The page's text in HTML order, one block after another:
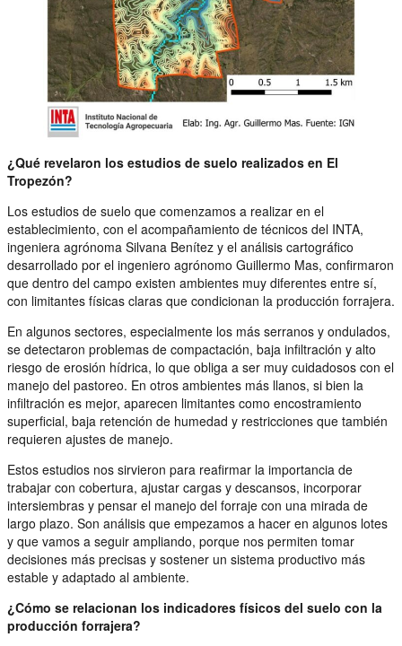
¿Qué revelaron los estudios de suelo realizados en El
Tropezón?
Los estudios de suelo que comenzamos a realizar en el
establecimiento, con el acompañamiento de técnicos del INTA,
ingeniera agrónoma Silvana Benítez y el análisis cartográfico
desarrollado por el ingeniero agrónomo Guillermo Mas, confirmaron
que dentro del campo existen ambientes muy diferentes entre sí,
con limitantes físicas claras que condicionan la producción forrajera.
En algunos sectores, especialmente los más serranos y ondulados,
se detectaron problemas de compactación, baja infiltración y alto
riesgo de erosión hídrica, lo que obliga a ser muy cuidadosos con el
manejo del pastoreo. En otros ambientes más llanos, si bien la
infiltración es mejor, aparecen limitantes como encostramiento
superficial, baja retención de humedad y restricciones que también
requieren ajustes de manejo.
Estos estudios nos sirvieron para reafirmar la importancia de
trabajar con cobertura, ajustar cargas y descansos, incorporar
intersiembras y pensar el manejo del forraje con una mirada de
largo plazo. Son análisis que empezamos a hacer en algunos lotes
y que vamos a seguir ampliando, porque nos permiten tomar
decisiones más precisas y sostener un sistema productivo más
estable y adaptado al ambiente.
¿Cómo se relacionan los indicadores físicos del suelo con la
producción forrajera?